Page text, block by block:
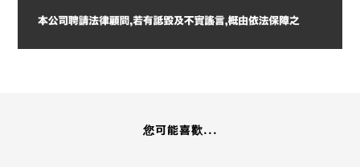
您可能喜歡...